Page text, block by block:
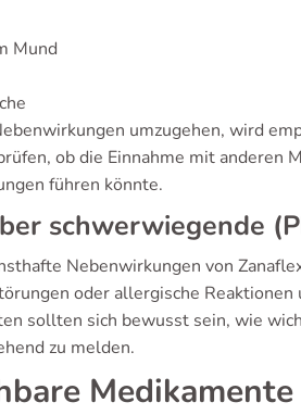
Mund
umzugehen, wird
ob die Einnahme mit
führen könnte.
schwerwiegende
Nebenwirkungen von
oder allergische
sollten sich bewusst sein, wie
zu melden.
Medikamente